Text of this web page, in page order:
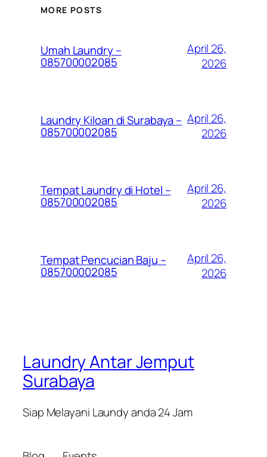
MORE POSTS
Umah Laundry –
085700002085
April 26,
2026
Laundry Kiloan di Surabaya –
085700002085
April 26,
2026
Tempat Laundry di Hotel –
085700002085
April 26,
2026
Tempat Pencucian Baju –
085700002085
April 26,
2026
Laundry Antar Jemput
Surabaya
Siap Melayani Laundy anda 24 Jam